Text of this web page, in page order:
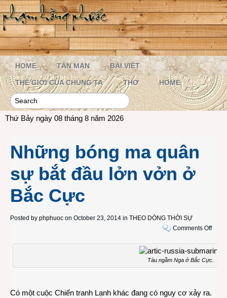
HOME TẢN MẠN BÀI VIẾT
THẾ GIỚI CỦA CHÚNG TA THƠ HOME
Thứ Bảy ngày 08 tháng 8 năm 2026
Những bóng ma quân
sự bắt đầu lởn vởn ở
Bắc Cực
Posted by phphuoc on October 23, 2014 in THEO DÒNG THỜI SỰ
Comments Offon
bóng
ma
quân
Tàu ngầm Nga ở Bắc Cực.
Có một cuộc Chiến tranh Lạnh khác đang có nguy cơ xảy ra.